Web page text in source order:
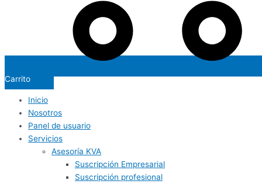
Carrito
Inicio
Nosotros
Panel de usuario
Servicios
Asesoría KVA
Suscripción Empresarial
Suscripción profesional